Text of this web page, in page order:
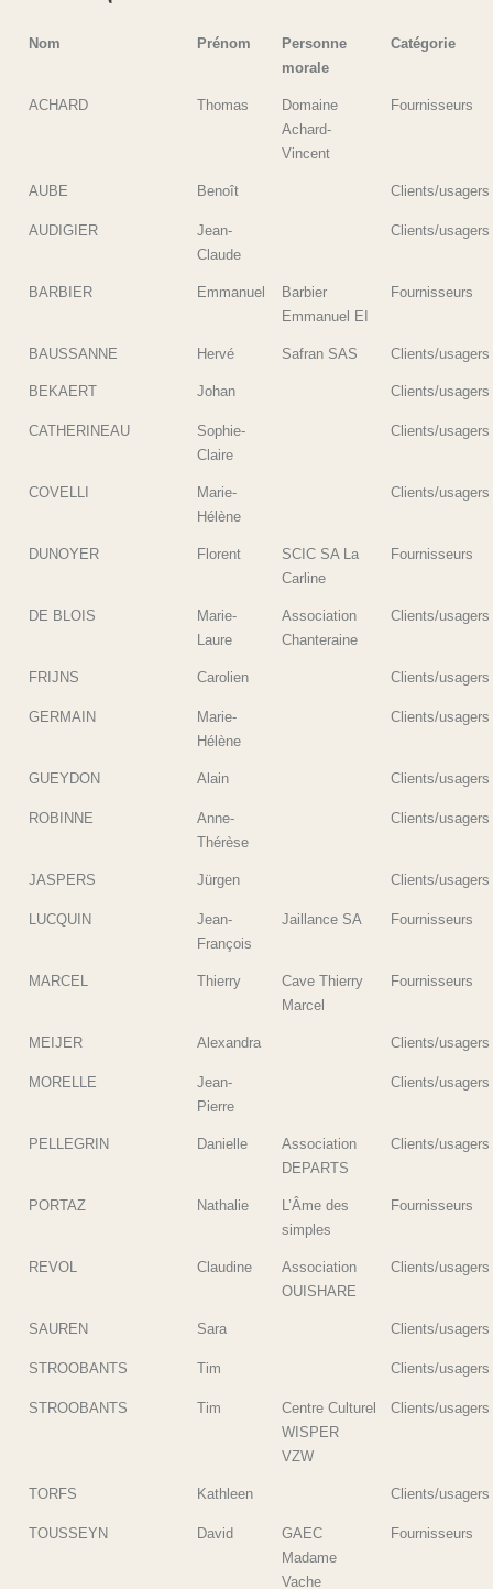
Nom Prénom
Personne
morale
Catégorie
ACHARD Thomas
Domaine
Achard-
Vincent
Fournisseurs
AUBE Benoît Clients/usagers
AUDIGIER
Jean-
Claude
Clients/usagers
BARBIER Emmanuel
Barbier
Emmanuel EI
Fournisseurs
BAUSSANNE Hervé Safran SAS Clients/usagers
BEKAERT Johan Clients/usagers
CATHERINEAU
Sophie-
Claire
Clients/usagers
COVELLI
Marie-
Hélène
Clients/usagers
DUNOYER Florent
SCIC SA La
Carline
Fournisseurs
DE BLOIS
Marie-
Laure
Association
Chanteraine
Clients/usagers
FRIJNS Carolien Clients/usagers
GERMAIN
Marie-
Hélène
Clients/usagers
GUEYDON Alain Clients/usagers
ROBINNE
Anne-
Thérèse
Clients/usagers
JASPERS Jürgen Clients/usagers
LUCQUIN
Jean-
François
Jaillance SA Fournisseurs
MARCEL Thierry
Cave Thierry
Marcel
Fournisseurs
MEIJER Alexandra Clients/usagers
MORELLE
Jean-
Pierre
Clients/usagers
PELLEGRIN Danielle
Association
DEPARTS
Clients/usagers
PORTAZ Nathalie
L’Âme des
simples
Fournisseurs
REVOL Claudine
Association
OUISHARE
Clients/usagers
SAUREN Sara Clients/usagers
STROOBANTS Tim Clients/usagers
STROOBANTS Tim
Centre Culturel
WISPER
VZW
Clients/usagers
TORFS Kathleen Clients/usagers
TOUSSEYN David
GAEC
Madame
Vache
Fournisseurs